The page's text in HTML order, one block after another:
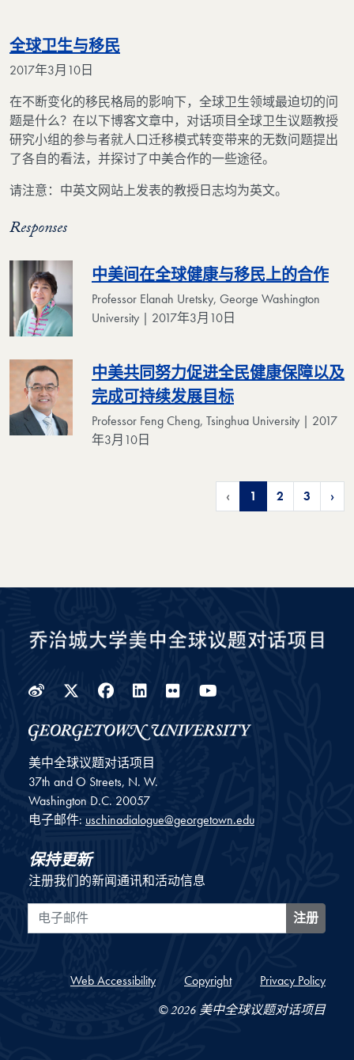
全球卫生与移民
2017年3月10日
在不断变化的移民格局的影响下，全球卫生领域最迫切的问
题是什么？在以下博客文章中，对话项目全球卫生议题教授
研究小组的参与者就人口迁移模式转变带来的无数问题提出
了各自的看法，并探讨了中美合作的一些途径。
请注意：中英文网站上发表的教授日志均为英文。
Responses
中美间在全球健康与移民上的合作
Professor Elanah Uretsky, George Washington
University | 2017年3月10日
中美共同努力促进全民健康保障以及
完成可持续发展目标
Professor Feng Cheng, Tsinghua University | 2017
年3月10日
‹ 1 2 3 ›
WeiboTwitter
Facebook
LinkedIn
Flickr
美中全球议题对话项目
37th and O Streets, N. W.
Washington D.C. 20057
电子邮件: uschinadialogue@georgetown.edu
保持更新
注册我们的新闻通讯和活动信息
电子邮件
注册
Web Accessibility Copyright Privacy Policy
© 2026 美中全球议题对话项目